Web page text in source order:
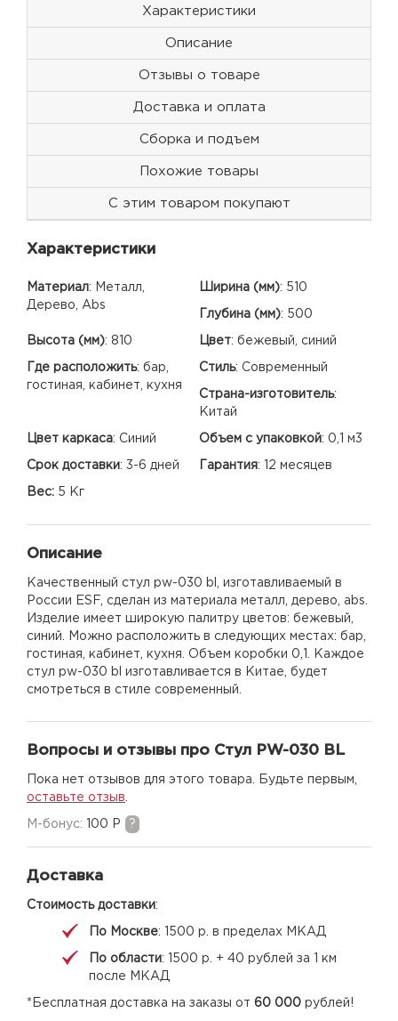
Характеристики
Описание
Отзывы о товаре
Доставка и оплата
Сборка и подъем
Похожие товары
С этим товаром покупают
Характеристики
Материал:
Металл,
Дерево, Abs
Ширина (мм): 510
Глубина (мм): 500
Высота (мм): 810 Цвет: бежевый, синий
Где расположить: бар,
гостиная, кабинет, кухня
Стиль: Современный
Страна-изготовитель:
Китай
Цвет каркаса: Синий Объем с упаковкой: 0,1 м3
Срок доставки: 3-6 дней Гарантия: 12 месяцев
Вес: 5 Кг
Описание
Качественный стул pw-030 bl, изготавливаемый в
России ESF, сделан из материала металл, дерево, abs.
Изделие имеет широкую палитру цветов: бежевый,
синий. Можно расположить в следующих местах: бар,
гостиная, кабинет, кухня. Объем коробки 0,1. Каждое
стул pw-030 bl изготавливается в Китае, будет
смотреться в стиле современный.
Вопросы и отзывы про Стул PW-030 BL
Пока нет отзывов для этого товара. Будьте первым,
оставьте отзыв
M-бонус: 100 Р ?
Доставка
Стоимость доставки:
По Москве: 1500 р. в пределах МКАД
По области: 1500 р. + 40 рублей за 1 км
после МКАД
*Бесплатная доставка на заказы от 60 000 рублей!